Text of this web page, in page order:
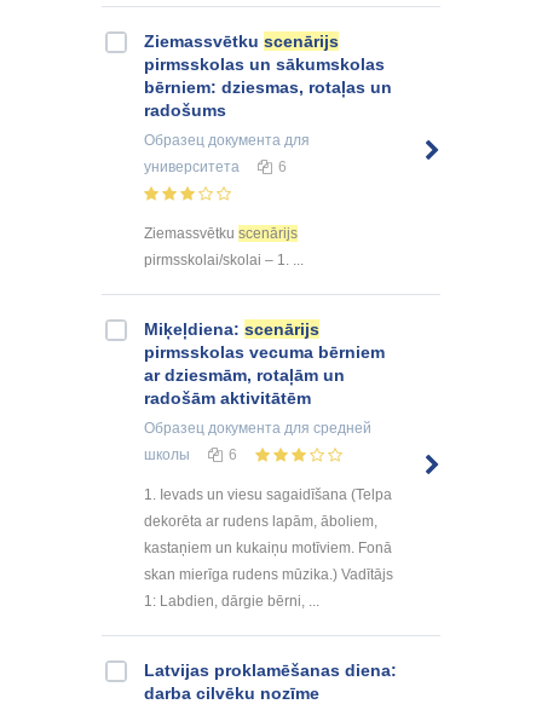
Ziemassvētku scenārijs
pirmsskolas un sākumskolas
bērniem: dziesmas, rotaļas un
radošums
Образец документа для
университета
6
Ziemassvētku scenārijs
pirmsskolai/skolai – 1. ...
Miķeļdiena: scenārijs
pirmsskolas vecuma bērniem
ar dziesmām, rotaļām un
radošām aktivitātēm
Образец документа для средней
школы
6
1. Ievads un viesu sagaidīšana (Telpa
dekorēta ar rudens lapām, āboliem,
kastaņiem un kukaiņu motīviem. Fonā
skan mierīga rudens mūzika.) Vadītājs
1: Labdien, dārgie bērni, ...
Latvijas proklamēšanas diena:
darba cilvēku nozīme